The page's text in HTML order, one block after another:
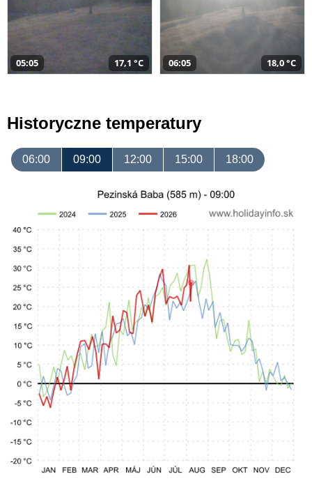
05:05 17,1 °C 06:05 18,0 °C
Historyczne temperatury
06:00 09:00 12:00 15:00 18:00